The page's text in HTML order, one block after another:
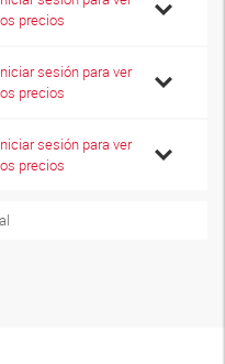
precios
sesión para ver
precios
sesión para ver
precios